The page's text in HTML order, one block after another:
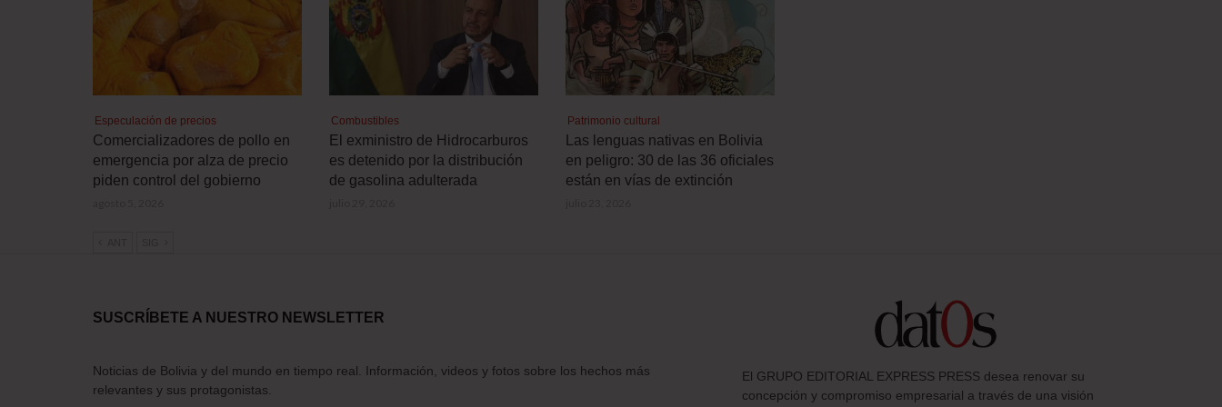
Especulación de precios
Comercializadores de pollo en
emergencia por alza de precio
piden control del gobierno
Combustibles
El exministro de Hidrocarburos
es detenido por la distribución
de gasolina adulterada
Patrimonio cultural
Las lenguas nativas en Bolivia
en peligro: 30 de las 36 oficiales
están en vías de extinción
SUSCRÍBETE A NUESTRO NEWSLETTER
Noticias de Bolivia y del mundo en tiempo real. Información, videos y fotos sobre los hechos más
relevantes y sus protagonistas.
El GRUPO EDITORIAL EXPRESS PRESS desea renovar su
concepción y compromiso empresarial a través de una visión